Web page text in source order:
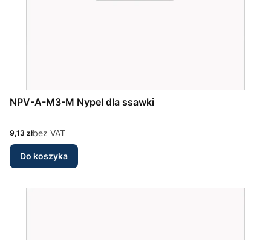
NPV-A-M3-M Nypel dla ssawki
Cena
9,13 złbez VAT
Do koszyka